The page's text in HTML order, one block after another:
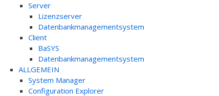
Server
Lizenzserver
Datenbankmanagementsystem
Client
BaSYS
Datenbankmanagementsystem
ALLGEMEIN
System Manager
Configuration Explorer